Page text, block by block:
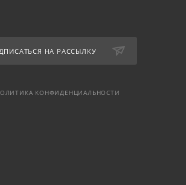
НА РАССЫЛКУ
КОНФИДЕНЦИАЛЬНОСТИ